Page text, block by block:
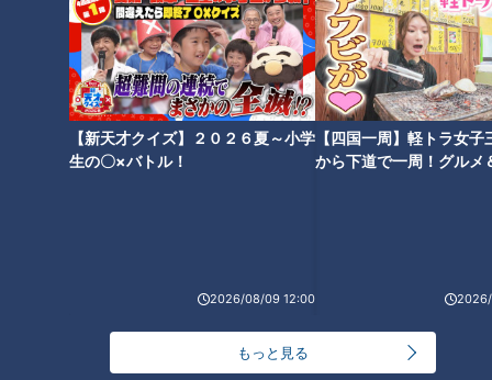
【新天才クイズ】２０２６夏～小学
生の〇×バトル！
2026/08/09 12:00
【四国一周】軽トラ女子
から下道で一周！グルメ
もっと見る
どうして身体は硬くなる？身体
の硬さが招く意外な不調…専門
名医がコレステロールを下げる
世界一楽なスクワット！？ダイ